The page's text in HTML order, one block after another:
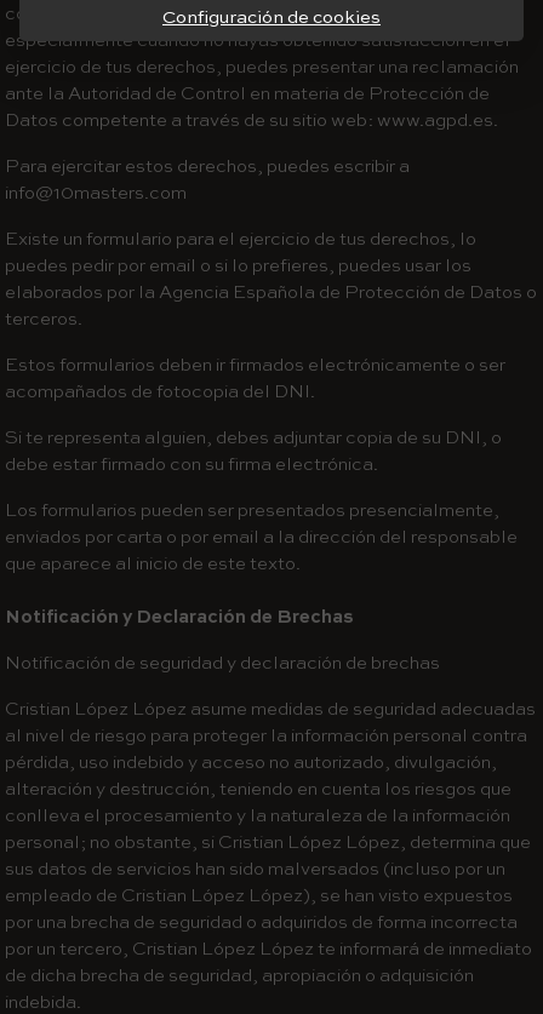
concerniente a la protección de tus datos personales,
especialmente cuando no hayas obtenido satisfacción en el
ejercicio de tus derechos, puedes presentar una reclamación
ante la Autoridad de Control en materia de Protección de
Datos competente a través de su sitio web: www.agpd.es.
Para ejercitar estos derechos, puedes escribir a
info@10masters.com
Existe un formulario para el ejercicio de tus derechos, lo
puedes pedir por email o si lo prefieres, puedes usar los
elaborados por la Agencia Española de Protección de Datos o
terceros.
Estos formularios deben ir firmados electrónicamente o ser
acompañados de fotocopia del DNI.
Si te representa alguien, debes adjuntar copia de su DNI, o
debe estar firmado con su firma electrónica.
Los formularios pueden ser presentados presencialmente,
enviados por carta o por email a la dirección del responsable
que aparece al inicio de este texto.
Notificación y Declaración de Brechas
Notificación de seguridad y declaración de brechas
Cristian López López asume medidas de seguridad adecuadas
al nivel de riesgo para proteger la información personal contra
pérdida, uso indebido y acceso no autorizado, divulgación,
alteración y destrucción, teniendo en cuenta los riesgos que
conlleva el procesamiento y la naturaleza de la información
personal; no obstante, si Cristian López López, determina que
sus datos de servicios han sido malversados (incluso por un
empleado de Cristian López López), se han visto expuestos
por una brecha de seguridad o adquiridos de forma incorrecta
por un tercero, Cristian López López te informará de inmediato
de dicha brecha de seguridad, apropiación o adquisición
indebida.
Configuración de cookies